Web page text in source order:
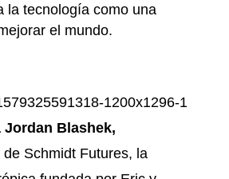
la tecnología como una
el mundo.
Jordan Blashek,
Schmidt Futures, la